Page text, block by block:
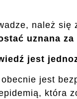
należ się
uznana za
jest
jest
która